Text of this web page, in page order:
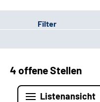
Filter
4 offene Stellen
Listenansicht